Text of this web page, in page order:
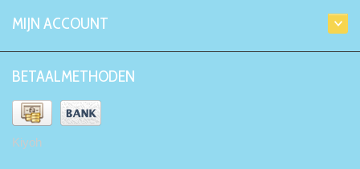
MIJN ACCOUNT
BETAALMETHODEN
Kiyoh